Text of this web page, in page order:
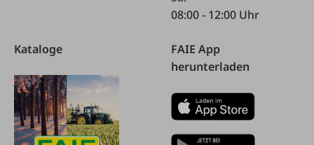
08:00 - 12:00 Uhr
Kataloge
FAIE App
herunterladen